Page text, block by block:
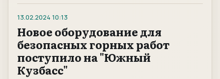
13.02.2024 10:13
Новое оборудование для
безопасных горных работ
поступило на "Южный
Кузбасс"